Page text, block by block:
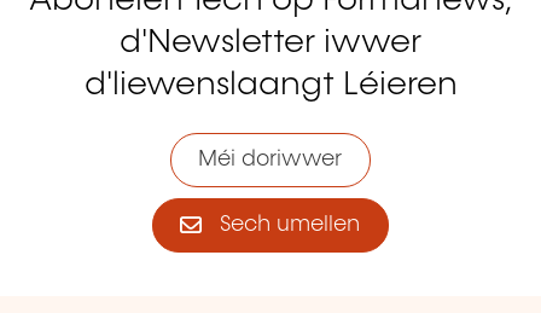
d'Newsletter iwwer
d'liewenslaangt Léieren
Méi doriwwer
Sech umellen